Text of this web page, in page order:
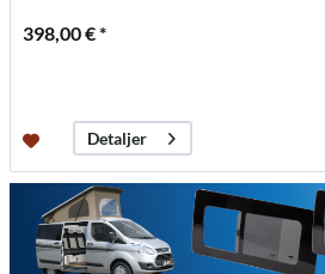
398,00 € *
Detaljer